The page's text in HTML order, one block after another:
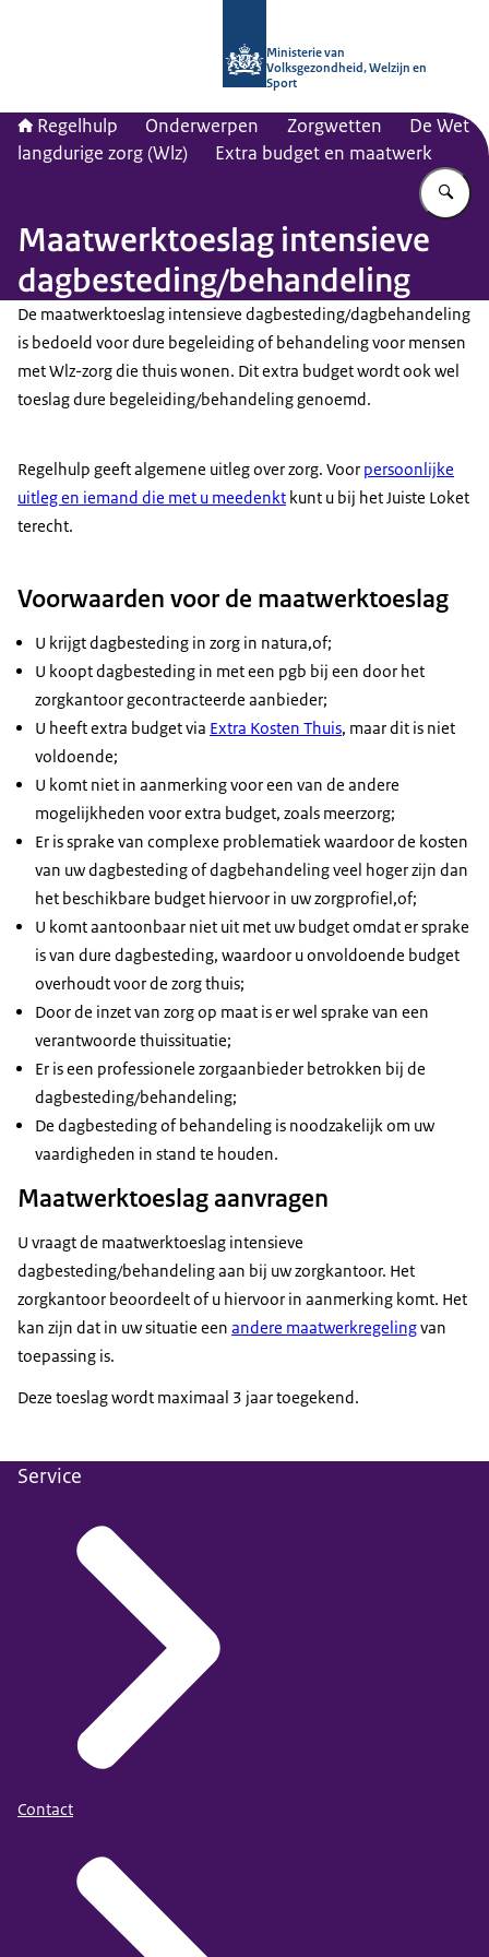
Ministerie van
Volksgezondheid, Welzijn en
Sport
Regelhulp Onderwerpen Zorgwetten
De Wet
langdurige zorg (Wlz)
Extra budget en maatwerk
Maatwerktoeslag intensieve
dagbesteding/behandeling
De maatwerktoeslag intensieve dagbesteding/dagbehandeling
is bedoeld voor dure begeleiding of behandeling voor mensen
met Wlz-zorg die thuis wonen. Dit extra budget wordt ook wel
toeslag dure begeleiding/behandeling genoemd.
Regelhulp geeft algemene uitleg over zorg. Voor persoonlijke
uitleg en iemand die met u meedenkt kunt u bij het Juiste Loket
terecht.
Voorwaarden voor de maatwerktoeslag
U krijgt dagbesteding in zorg in natura,of;
U koopt dagbesteding in met een pgb bij een door het
zorgkantoor gecontracteerde aanbieder;
U heeft extra budget via Extra Kosten Thuis, maar dit is niet
voldoende;
U komt niet in aanmerking voor een van de andere
mogelijkheden voor extra budget, zoals meerzorg;
Er is sprake van complexe problematiek waardoor de kosten
van uw dagbesteding of dagbehandeling veel hoger zijn dan
het beschikbare budget hiervoor in uw zorgprofiel,of;
U komt aantoonbaar niet uit met uw budget omdat er sprake
is van dure dagbesteding, waardoor u onvoldoende budget
overhoudt voor de zorg thuis;
Door de inzet van zorg op maat is er wel sprake van een
verantwoorde thuissituatie;
Er is een professionele zorgaanbieder betrokken bij de
dagbesteding/behandeling;
De dagbesteding of behandeling is noodzakelijk om uw
vaardigheden in stand te houden.
Maatwerktoeslag aanvragen
U vraagt de maatwerktoeslag intensieve
dagbesteding/behandeling aan bij uw zorgkantoor. Het
zorgkantoor beoordeelt of u hiervoor in aanmerking komt. Het
kan zijn dat in uw situatie een andere maatwerkregelingvan
toepassing is.
Deze toeslag wordt maximaal 3 jaar toegekend.
Service
Contact